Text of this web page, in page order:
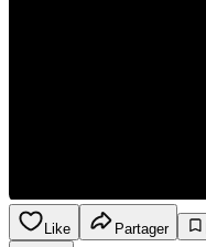
Like Partager